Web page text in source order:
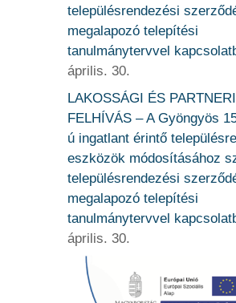
településrendezési
megalapozó telepítési
tanulmánytervvel
április. 30.
LAKOSSÁGI ÉS PARTNERI
FELHÍVÁS – A Gyöngyös
ú ingatlant érintő
eszközök módosításához
településrendezési
megalapozó telepítési
tanulmánytervvel
április. 30.